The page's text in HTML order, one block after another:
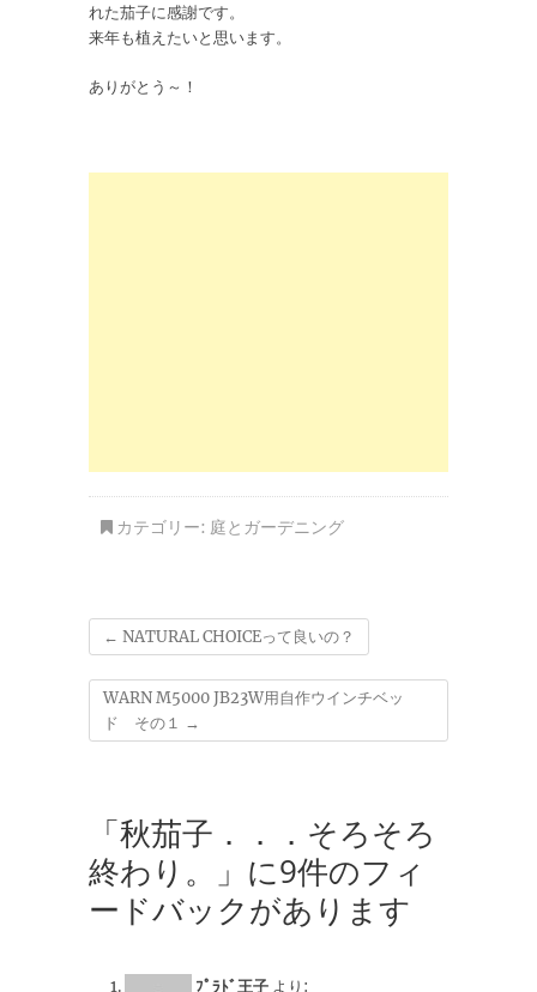
れた茄子に感謝です。
来年も植えたいと思います。
ありがとう～！
カテゴリー: 庭とガーデニング
← NATURAL CHOICEって良いの？
WARN M5000 JB23W用自作ウインチベッ
ド その１ →
「秋茄子．．．そろそろ
終わり。」に9件のフィ
ードバックがあります
ﾌﾟﾗﾄﾞ王子 より: